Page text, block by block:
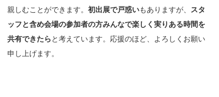
親しむことができます。 初出展で戸惑いもありますが、
スタ
ッフと含め会場の参加者の方みんなで楽しく実りある時間を
共有できたらと考えています。応援のほど、よろしくお願い
申し上げます。